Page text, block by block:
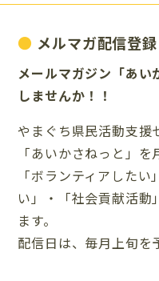
メルマガ配信登
メールマガジン「あい
しませんか！！
やまぐち県民活動支援
「あいかさねっと」を
「ボランティアした
い」・「社会貢献活動
ます。
配信日は、毎月上旬を